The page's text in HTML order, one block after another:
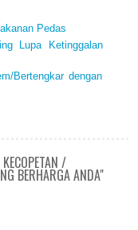
Pedas
Lupa Ketinggalan
Bertengkar dengan
/
BERHARGA ANDA"